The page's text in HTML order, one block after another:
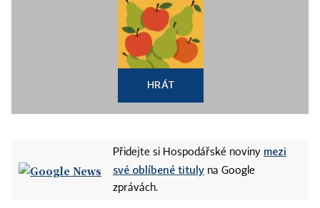
HRÁT
Přidejte si Hospodářské noviny mezi
své oblíbené tituly na Google
zprávách.